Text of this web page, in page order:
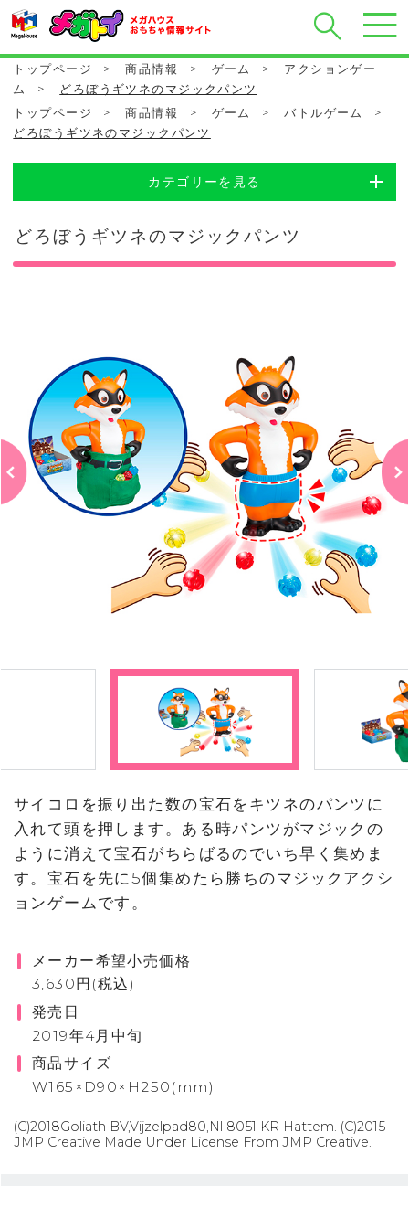
トップページ > 商品情報 > ゲーム >
アクションゲー
ム
>
どろぼうギツネのマジックパンツ
トップページ
> 商品情報 > ゲーム > バトルゲーム
>
どろぼうギツネのマジックパンツ
カテゴリーを見る
どろぼうギツネのマジックパンツ
サイコロを振り出た数の宝石をキツネのパンツに
入れて頭を押します。ある時パンツがマジックの
ように消えて宝石がちらばるのでいち早く集めま
す。宝石を先に5個集めたら勝ちのマジックアクシ
ョンゲームです。
メーカー希望小売価格
3,630円(税込)
発売日
2019年4月中旬
商品サイズ
W165×D90×H250(mm)
(C)2018Goliath BV,Vijzelpad80,Nl 8051 KR Hattem. (C)2015
JMP Creative Made Under License From JMP Creative.